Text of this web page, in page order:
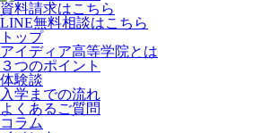
資料請求はこちら
LINE無料相談はこちら
トップ
アイディア高等学院とは
３つのポイント
体験談
入学までの流れ
よくあるご質問
コラム